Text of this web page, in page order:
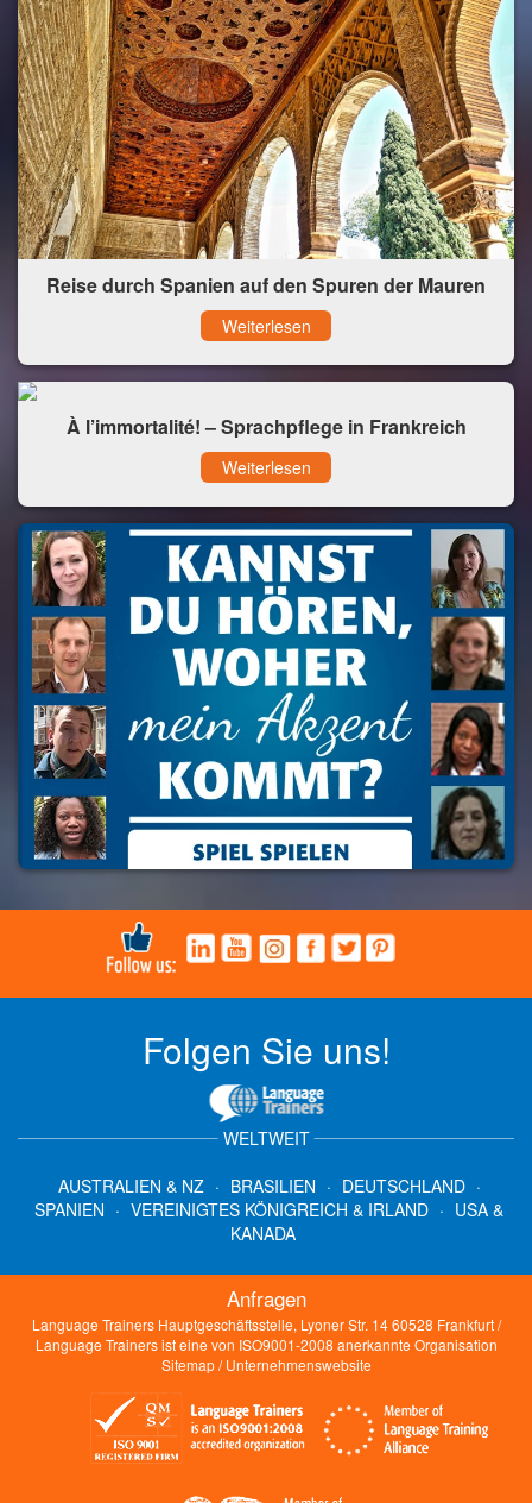
Reise durch Spanien auf den Spuren der Mauren
Weiterlesen
À l’immortalité! – Sprachpflege in Frankreich
Weiterlesen
Folgen Sie uns!
WELTWEIT
AUSTRALIEN & NZ · BRASILIEN · DEUTSCHLAND ·
SPANIEN · VEREINIGTES KÖNIGREICH & IRLAND · USA &
KANADA
Anfragen
Language Trainers Hauptgeschäftsstelle, Lyoner Str. 14 60528 Frankfurt /
Language Trainers ist eine von ISO9001-2008 anerkannte Organisation
Sitemap/Unternehmenswebsite